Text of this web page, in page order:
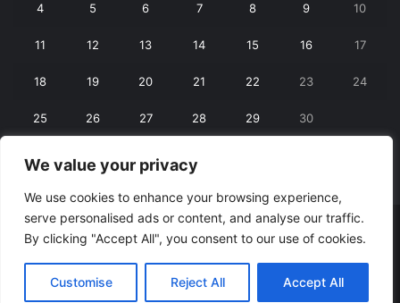
We value your privacy
We use cookies to enhance your browsing experience,
serve personalised ads or content, and analyse our traffic.
By clicking "Accept All", you consent to our use of cookies.
Customise Reject All Accept All
4 5 6 7 8 9 10
11 12 13 14 15 16 17
18 19 20 21 22 23 24
25 26 27 28 29 30
« mart. mai »
© Copyright 2026, All Rights Reserved | RexNet
Facebook